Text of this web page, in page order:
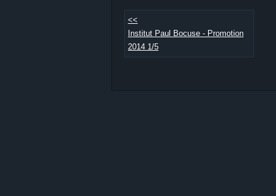
<<
Institut Paul Bocuse - Promotion
2014 1/5